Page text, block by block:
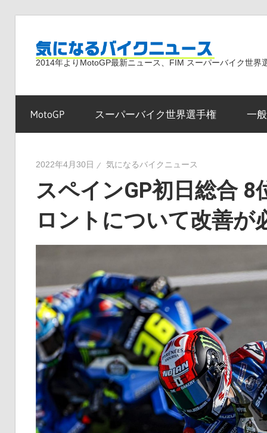
気
に
る
バ
イ
ク
ニ
ュ
2014年よりMotoGP最新ニュース、FIM スーパーバイク世界
MotoGP スーパーバイク世界選手権 一
2022年4月30日 気になるバイクニュース
スペインGP初日総合
ロントについて改善が